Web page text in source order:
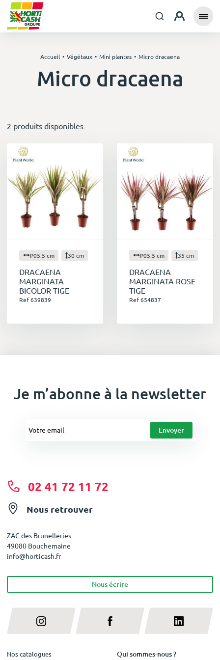
Accueil Végétaux Mini plantes Micro dracaena
Micro dracaena
2 produits disponibles
P05.5 cm 30 cm
DRACAENA
MARGINATA
BICOLOR TIGE
Ref 639839
P05.5 cm 35 cm
DRACAENA
MARGINATA ROSE
TIGE
Ref 654837
Je m’abonne à la newsletter
02 41 72 11 72
Nous retrouver
ZAC des Brunelleries
49080 Bouchemaine
info@horticash.fr
Nous écrire
Nos catalogues
Qui sommes-nous ?